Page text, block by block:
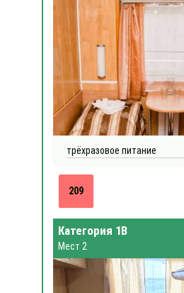
трёхразовое питание
209
Категория 1В
Мест 2